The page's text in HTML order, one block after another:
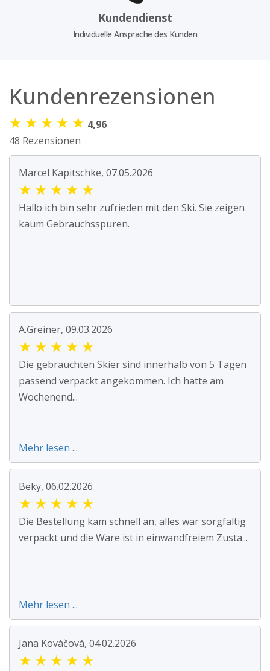
Kundendienst
Individuelle Ansprache des Kunden
Kundenrezensionen
★ ★ ★ ★ ★ 4,96
48 Rezensionen
Marcel Kapitschke, 07.05.2026
★ ★ ★ ★ ★
Hallo ich bin sehr zufrieden mit den Ski. Sie zeigen
kaum Gebrauchsspuren.
A.Greiner, 09.03.2026
★ ★ ★ ★ ★
Die gebrauchten Skier sind innerhalb von 5 Tagen
passend verpackt angekommen. Ich hatte am
Wochenend...
Mehr lesen ...
Beky, 06.02.2026
★ ★ ★ ★ ★
Die Bestellung kam schnell an, alles war sorgfältig
verpackt und die Ware ist in einwandfreiem Zusta...
Mehr lesen ...
Jana Kováčová, 04.02.2026
★ ★ ★ ★ ★